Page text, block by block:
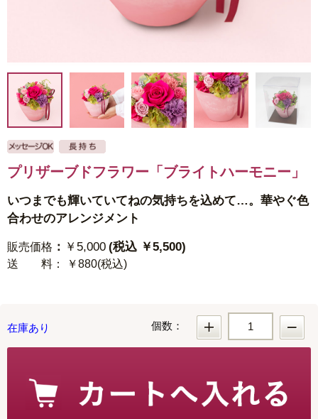
プリザーブドフラワー「ブライトハーモニー」
いつまでも輝いていてねの気持ちを込めて…。華やぐ色
合わせのアレンジメント
販売価格 ： ￥5,000 (税込 ￥5,500)
送 料 ： ￥880(税込)
在庫あり 個数：